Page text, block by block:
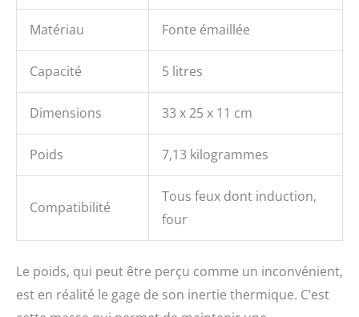
Matériau Fonte émaillée
Capacité 5 litres
Dimensions 33 x 25 x 11 cm
Poids 7,13 kilogrammes
Compatibilité
Tous feux dont induction,
four
Le poids, qui peut être perçu comme un inconvénient,
est en réalité le gage de son inertie thermique. C’est